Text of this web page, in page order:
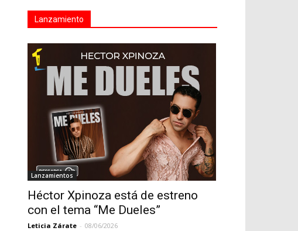
Lanzamiento
Lanzamientos
Héctor Xpinoza está de estreno
con el tema “Me Dueles”
Leticia Zárate - 08/06/2026